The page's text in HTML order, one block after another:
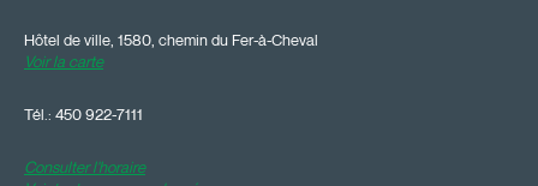
Hôtel de ville, 1580, chemin du Fer-à-Cheval
Voir la carte
Tél.: 450 922-7111
Consulter l'horaire